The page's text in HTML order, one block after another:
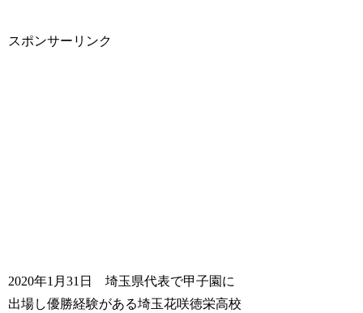
スポンサーリンク
2020年1月31日 埼玉県代表で甲子園に
出場し優勝経験がある埼玉花咲徳栄高校